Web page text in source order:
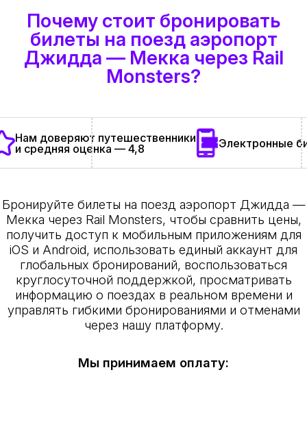
Почему стоит бронировать
билеты на поезд аэропорт
Джидда — Мекка через Rail
Monsters?
Нам доверяют путешественники
и средняя оценка — 4,8
Электронные
Бронируйте билеты на поезд аэропорт Джидда —
Мекка через Rail Monsters, чтобы сравнить цены,
получить доступ к мобильным приложениям для
iOS и Android, использовать единый аккаунт для
глобальных бронирований, воспользоваться
круглосуточной поддержкой, просматривать
информацию о поездах в реальном времени и
управлять гибкими бронированиями и отменами
через нашу платформу.
Мы принимаем оплату: